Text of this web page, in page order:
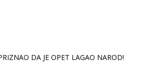
DA JE OPET LAGAO NAROD!